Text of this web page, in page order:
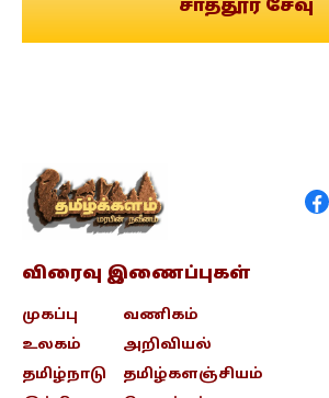
சாத்தூர் சேவு
விரைவு இணைப்புகள்
முகப்பு
உலகம்
தமிழ்நாடு
வணிகம்
அறிவியல்
தமிழ்களஞ்சியம்